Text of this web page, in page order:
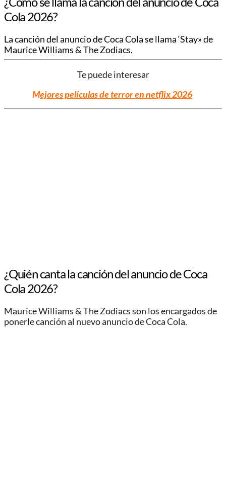
Cola 2026?
La canción del anuncio de Coca Cola se llama ‘Stay» de
Maurice Williams & The Zodiacs.
Te puede interesar
Mejores películas de terror en netflix 2026
¿Quién canta la canción del anuncio de Coca
Cola 2026?
Maurice Williams & The Zodiacs son los encargados de
ponerle canción al nuevo anuncio de Coca Cola.